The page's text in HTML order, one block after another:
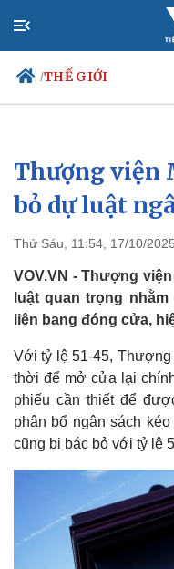
/THẾ GIỚI
Chính trị
Đảng
Tổ chức nhân sự
Nhận diện sự thật
Thượng viện
bỏ dự luật
Thứ Sáu, 11:54, 17/10/2025
VOV.VN - Thượng
luật quan trọng
liên bang đóng cửa,
Với tỷ lệ 51-45,
thời để mở cửa lại
phiếu cần thiết để
phân bổ ngân sách
cũng bị bác bỏ với tỷ lệ